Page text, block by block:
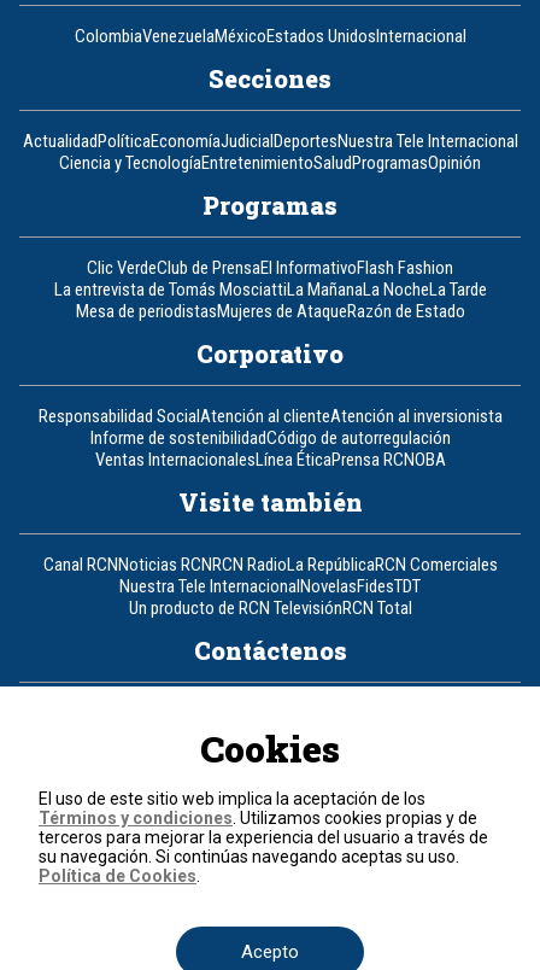
ColombiaVenezuelaMéxicoEstados UnidosInternacional
Secciones
ActualidadPolíticaEconomíaJudicialDeportesNuestra Tele Internacional
Ciencia y TecnologíaEntretenimientoSaludProgramasOpinión
Programas
Clic VerdeClub de PrensaEl InformativoFlash Fashion
La entrevista de Tomás MosciattiLa MañanaLa NocheLa Tarde
Mesa de periodistasMujeres de AtaqueRazón de Estado
Corporativo
Responsabilidad SocialAtención al clienteAtención al inversionista
Informe de sostenibilidadCódigo de autorregulación
Ventas InternacionalesLínea ÉticaPrensa RCNOBA
Visite también
Canal RCNNoticias RCNRCN RadioLa RepúblicaRCN Comerciales
Nuestra Tele InternacionalNovelasFidesTDT
Un producto de RCN TelevisiónRCN Total
Contáctenos
Política de cookies
Términos y condiciones
© 2026, RCN Medios.
Todos los derechos reservados.
Cookies
El uso de este sitio web implica la aceptación de los
Términos y condiciones . Utilizamos cookies propias y de
terceros para mejorar la experiencia del usuario a través de
su navegación. Si continúas navegando aceptas su uso.
Política de Cookies
Acepto